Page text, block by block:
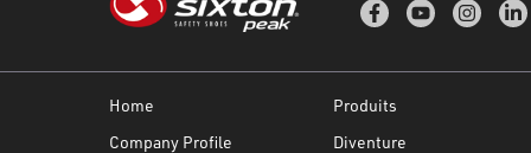
Home
Company Profile
Produits
Diventure